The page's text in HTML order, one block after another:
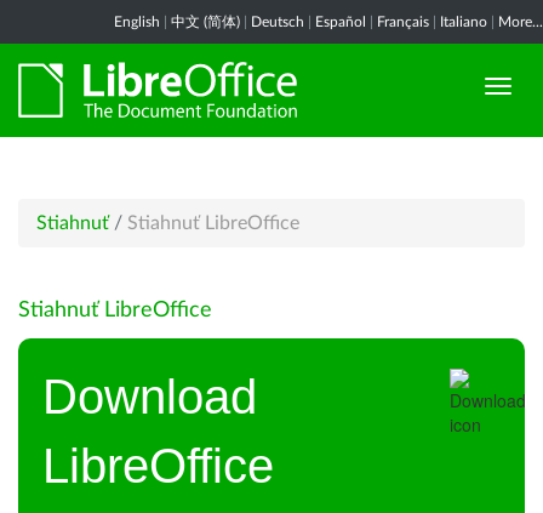
English 中文 (简体) Deutsch Español Français Italiano More...
Stiahnuť / Stiahnuť LibreOffice
Stiahnuť LibreOffice
Download
LibreOffice